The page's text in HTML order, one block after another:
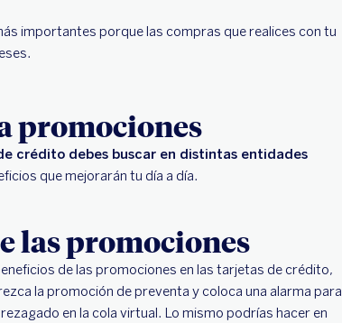
importantes porque las compras que realices con tu
promociones
crédito debes buscar en distintas entidades
que mejorarán tu día a día.
las promociones
de las promociones en las tarjetas de crédito,
la promoción de preventa y coloca una alarma para
en la cola virtual. Lo mismo podrías hacer en